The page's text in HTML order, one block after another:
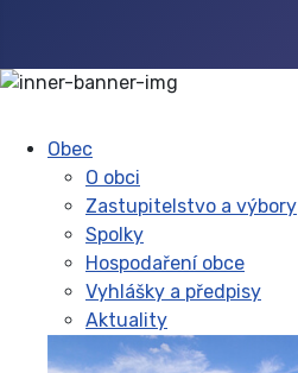
Obec
O obci
Zastupitelstvo a výbory
Spolky
Hospodaření obce
Vyhlášky a předpisy
Aktuality